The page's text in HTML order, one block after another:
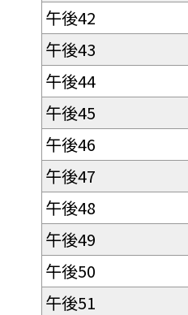
午後42
午後43
午後44
午後45
午後46
午後47
午後48
午後49
午後50
午後51